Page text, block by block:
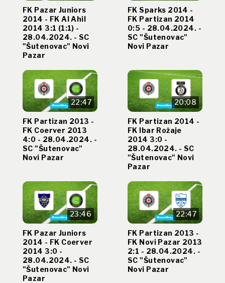
FK Pazar Juniors
2014 - FK Al Ahil
2014 3:1 (1:1) -
28.04.2024. - SC
"Šutenovac" Novi
Pazar
FK Sparks 2014 -
FK Partizan 2014
0:5 - 28.04.2024. -
SC "Šutenovac"
Novi Pazar
22:47
FK Partizan 2013 -
FK Coerver 2013
4:0 - 28.04.2024. -
SC "Šutenovac"
Novi Pazar
20:08
FK Partizan 2014 -
FK Ibar Rožaje
2014 3:0 -
28.04.2024. - SC
"Šutenovac" Novi
Pazar
23:46
FK Pazar Juniors
2014 - FK Coerver
2014 3:0 -
28.04.2024. - SC
"Šutenovac" Novi
Pazar
22:47
FK Partizan 2013 -
FK Novi Pazar 2013
2:1 - 28.04.2024. -
SC "Šutenovac"
Novi Pazar